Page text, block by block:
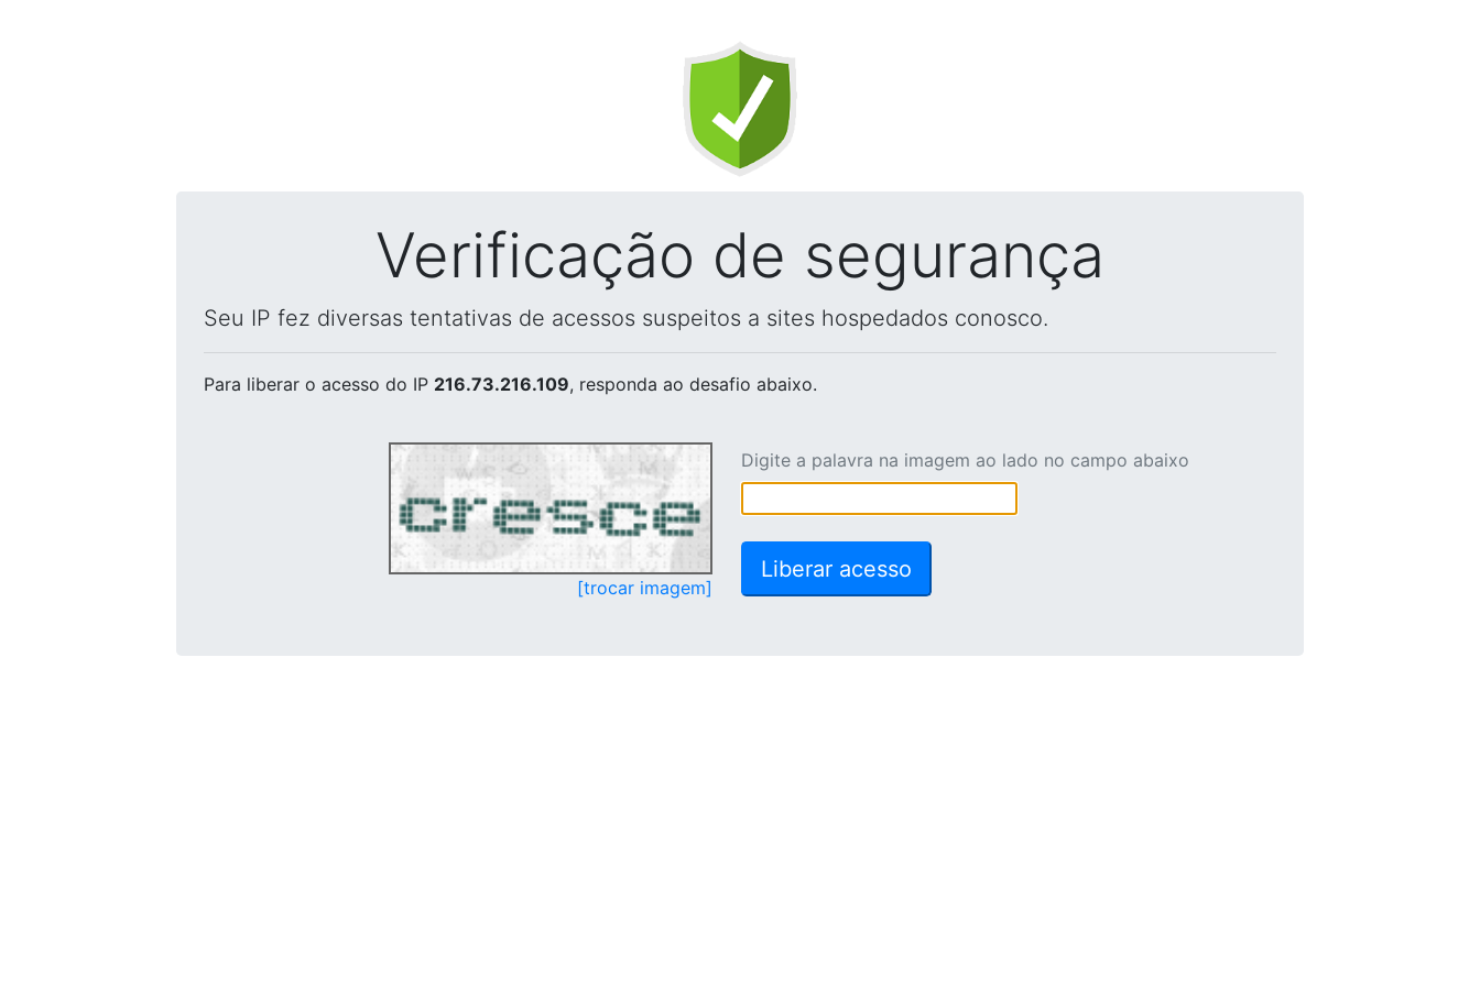
Verificação de segurança
Seu IP fez diversas tentativas de acessos suspeitos a sites hospedados conosco.
Para liberar o acesso do IP 216.73.216.109, responda ao desafio abaixo.
[trocar imagem]
Digite a palavra na imagem ao lado no campo abaixo